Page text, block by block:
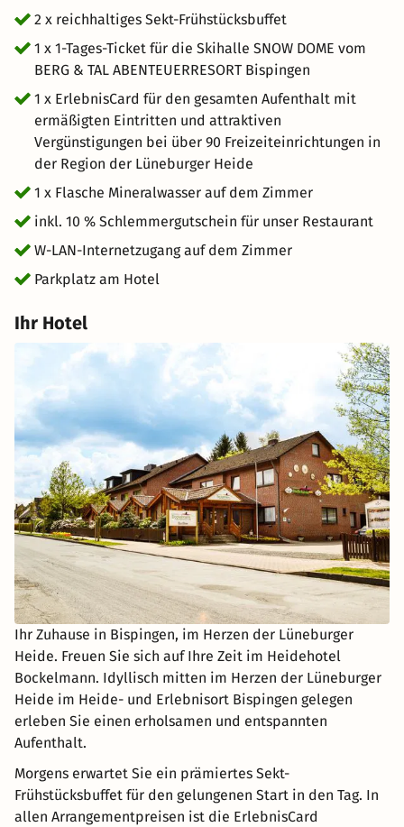
den Spaß am Skifahren erst zu entdecken.
2 x reichhaltiges Sekt-Frühstücksbuffet
1 x 1-Tages-Ticket für die Skihalle SNOW DOME vom
BERG & TAL ABENTEUERRESORT Bispingen
1 x ErlebnisCard für den gesamten Aufenthalt mit
ermäßigten Eintritten und attraktiven
Vergünstigungen bei über 90 Freizeiteinrichtungen in
der Region der Lüneburger Heide
1 x Flasche Mineralwasser auf dem Zimmer
inkl. 10 % Schlemmergutschein für unser Restaurant
W-LAN-Internetzugang auf dem Zimmer
Parkplatz am Hotel
Ihr Hotel
Ihr Zuhause in Bispingen, im Herzen der Lüneburger
Heide. Freuen Sie sich auf Ihre Zeit im Heidehotel
Bockelmann. Idyllisch mitten im Herzen der Lüneburger
Heide im Heide- und Erlebnisort Bispingen gelegen
erleben Sie einen erholsamen und entspannten
Aufenthalt.
Morgens erwartet Sie ein prämiertes Sekt-
Frühstücksbuffet für den gelungenen Start in den Tag. In
allen Arrangementpreisen ist die ErlebnisCard